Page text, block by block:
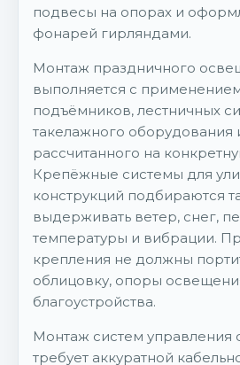
подвесы на опорах и
фонарей гирляндами.
Монтаж праздничного
выполняется с
подъёмников, лестничных
такелажного оборудования
рассчитанного на
Крепёжные системы для
конструкций подбираются
выдерживать ветер, снег,
температуры и вибрации.
крепления не должны
облицовку, опоры
благоустройства.
Монтаж систем
требует аккуратной